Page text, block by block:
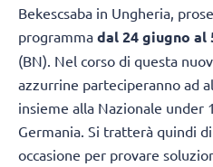
Bekescsaba in Ungheria,
programma dal 24 giugno al
(BN). Nel corso di questa
azzurrine parteciperanno ad
insieme alla Nazionale under
Germania. Si tratterà quindi
occasione per provare